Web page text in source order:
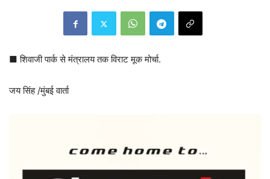
■ शिवाजी पार्क से मंत्रालय तक विराट मूक मोर्चा.
जय सिंह /मुंबई वार्ता